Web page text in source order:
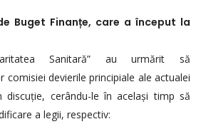
Buget Finanțe, care a început la
Sanitară” au urmărit să
devierile principiale ale actualei
cerându-le în același timp să
a legii, respectiv: